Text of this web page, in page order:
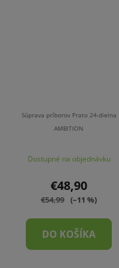
Súprava príborov Prato 24-dielna
AMBITION
Dostupné na objednávku
€48,90
€54,99 (–11 %)
DO KOŠÍKA